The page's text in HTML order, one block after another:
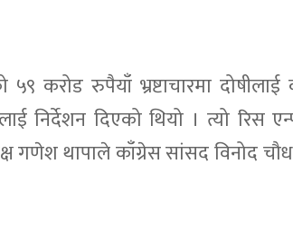
करोड रुपैयाँ भ्रष्टाचारमा दोषीलाई
निर्देशन दिएको थियो । त्यो रिस
थापाले काँग्रेस सांसद विनोद